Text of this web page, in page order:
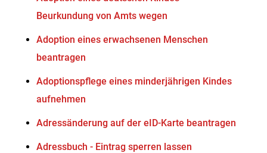
Beurkundung von Amts wegen
Adoption eines erwachsenen Menschen
beantragen
Adoptionspflege eines minderjährigen Kindes
aufnehmen
Adressänderung auf der eID-Karte beantragen
Adressbuch - Eintrag sperren lassen